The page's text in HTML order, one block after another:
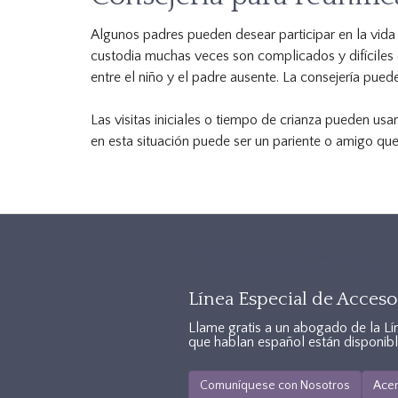
Algunos padres pueden desear participar en la
custodia muchas veces son complicados y
entre el niño y el padre ausente. La consejería
Las visitas iniciales o tiempo de crianza pueden
en esta situación puede ser un pariente o amigo
Línea Especial de
Llame gratis a un abogado de la
que hablan español están
Comuníquese con Nosotros